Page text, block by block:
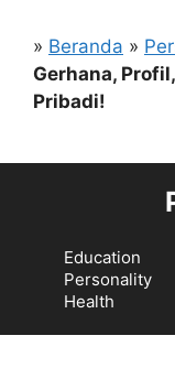
» Beranda »
Gerhana,
Pribadi!
Education
Personality
Health